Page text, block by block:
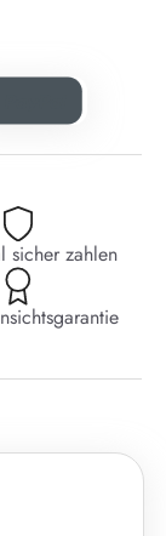
sicher zahlen